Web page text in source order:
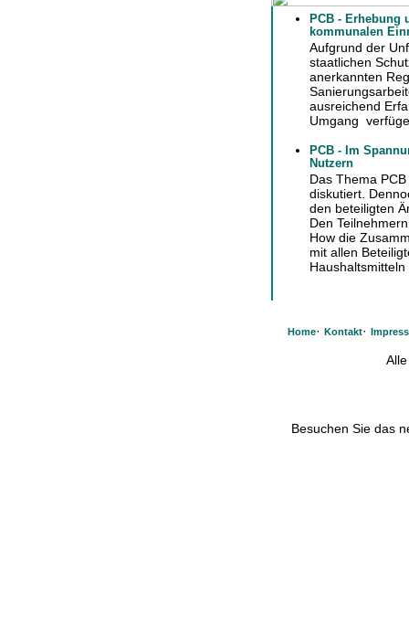
PCB - Erhebung
kommunalen
Aufgrund der
staatlichen
anerkannten
ausreichend
Umgang
PCB - Im
Nutzern
Das Thema
diskutiert.
den beteiligten
Den
How die
mit allen
Home· Kontakt·
Besuchen Sie das